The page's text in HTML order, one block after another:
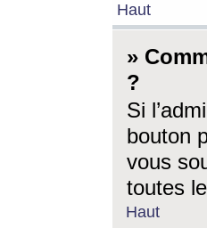
Haut
»
?
Si
bouton
vous
toutes
Haut